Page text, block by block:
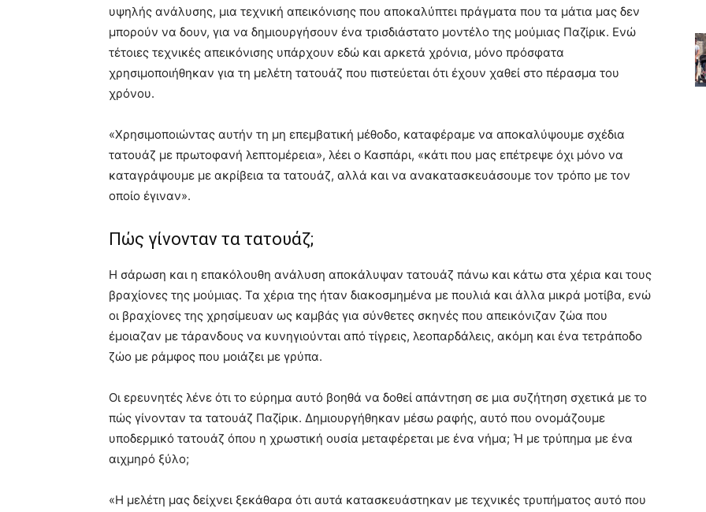
υψηλής ανάλυσης, μια τεχνική απεικόνισης που αποκαλύπτει πράγματα που τα μάτια μας δεν
μπορούν να δουν, για να δημιουργήσουν ένα τρισδιάστατο μοντέλο της μούμιας Παζίρικ. Ενώ
τέτοιες τεχνικές απεικόνισης υπάρχουν εδώ και αρκετά χρόνια, μόνο πρόσφατα
χρησιμοποιήθηκαν για τη μελέτη τατουάζ που πιστεύεται ότι έχουν χαθεί στο πέρασμα του
χρόνου.
«Χρησιμοποιώντας αυτήν τη μη επεμβατική μέθοδο, καταφέραμε να αποκαλύψουμε σχέδια
τατουάζ με πρωτοφανή λεπτομέρεια», λέει ο Κασπάρι, «κάτι που μας επέτρεψε όχι μόνο να
καταγράψουμε με ακρίβεια τα τατουάζ, αλλά και να ανακατασκευάσουμε τον τρόπο με τον
οποίο έγιναν».
Πώς γίνονταν τα τατουάζ;
Η σάρωση και η επακόλουθη ανάλυση αποκάλυψαν τατουάζ πάνω και κάτω στα χέρια και τους
βραχίονες της μούμιας. Τα χέρια της ήταν διακοσμημένα με πουλιά και άλλα μικρά μοτίβα, ενώ
οι βραχίονες της χρησίμευαν ως καμβάς για σύνθετες σκηνές που απεικόνιζαν ζώα που
έμοιαζαν με τάρανδους να κυνηγιούνται από τίγρεις, λεοπαρδάλεις, ακόμη και ένα τετράποδο
ζώο με ράμφος που μοιάζει με γρύπα.
Οι ερευνητές λένε ότι το εύρημα αυτό βοηθά να δοθεί απάντηση σε μια συζήτηση σχετικά με το
πώς γίνονταν τα τατουάζ Παζίρικ. Δημιουργήθηκαν μέσω ραφής, αυτό που ονομάζουμε
υποδερμικό τατουάζ όπου η χρωστική ουσία μεταφέρεται με ένα νήμα; Ή με τρύπημα με ένα
αιχμηρό ξύλο;
«Η μελέτη μας δείχνει ξεκάθαρα ότι αυτά κατασκευάστηκαν με τεχνικές τρυπήματος αυτό που